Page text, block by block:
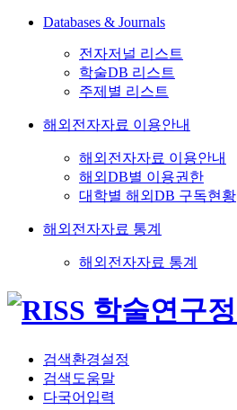
Databases & Journals
전자저널 리스트
학술DB 리스트
주제별 리스트
해외전자자료 이용안내
해외전자자료 이용안내
해외DB별 이용권한
대학별 해외DB 구독현황
해외전자자료 통계
해외전자자료 통계
검색환경설정
검색도움말
다국어입력